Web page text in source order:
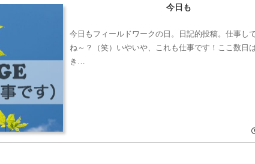
今日も
今日もフィールドワークの日。日記的投稿。仕事し
ね～？（笑）いやいや、これも仕事です！ここ数日
き…